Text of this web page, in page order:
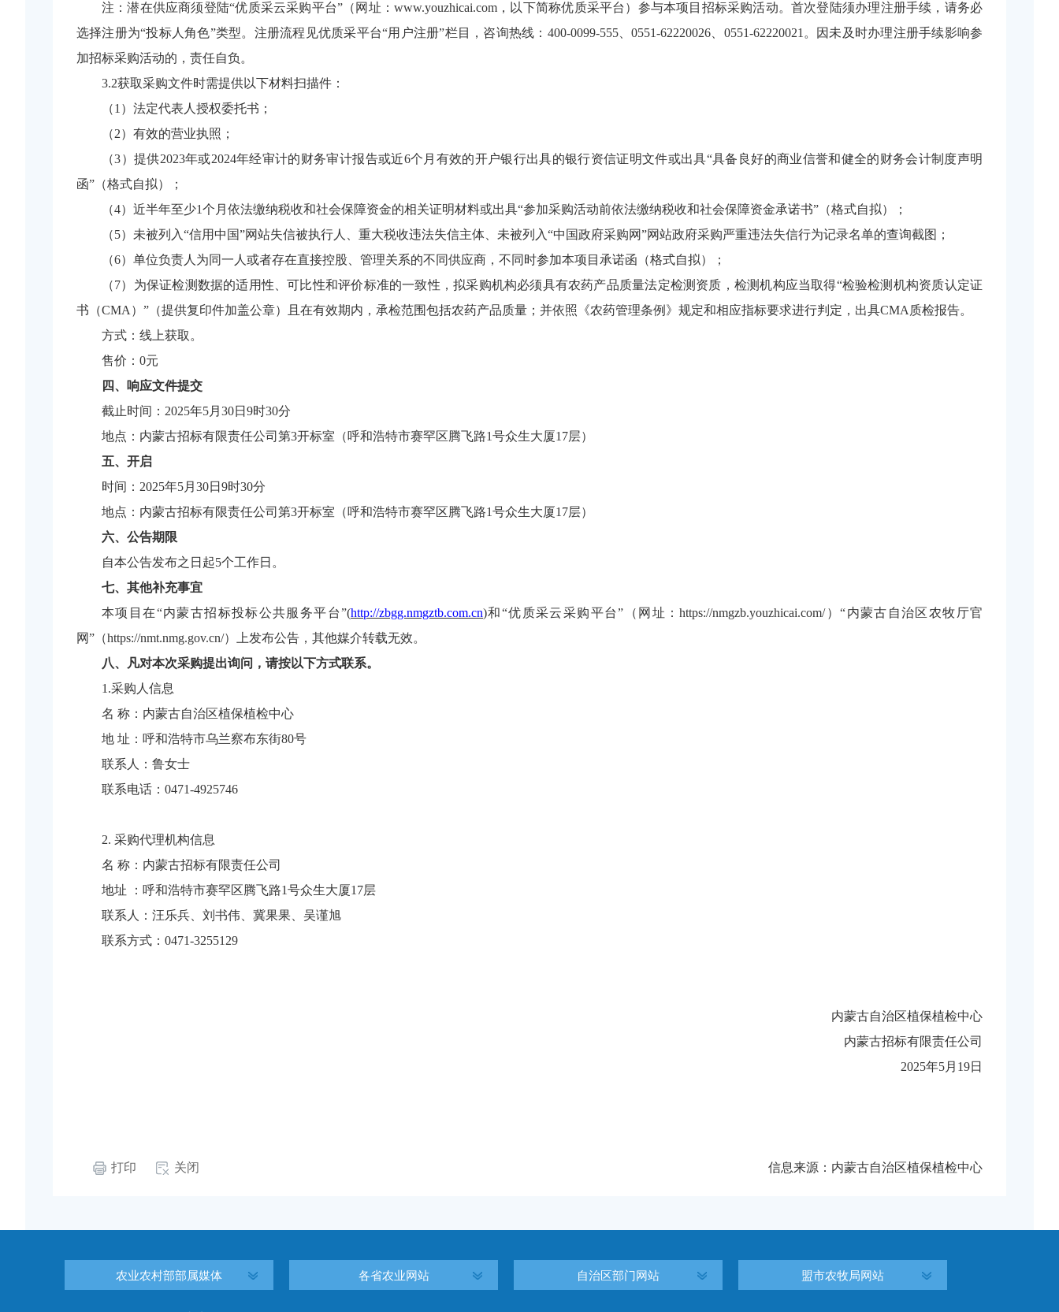
注：潜在供应商须登陆“优质采云采购平台”（网址：www.youzhicai.com，以下简称优质采平台）参与本项目招标采购活动。首次登陆须办理注册手续，请务必
选择注册为“投标人角色”类型。注册流程见优质采平台“用户注册”栏目，咨询热线：400-0099-555、0551-62220026、0551-62220021。因未及时办理注册手续影响参
加招标采购活动的，责任自负。
3.2获取采购文件时需提供以下材料扫描件：
（1）法定代表人授权委托书；
（2）有效的营业执照；
（3）提供2023年或2024年经审计的财务审计报告或近6个月有效的开户银行出具的银行资信证明文件或出具“具备良好的商业信誉和健全的财务会计制度声明
函”（格式自拟）；
（4）近半年至少1个月依法缴纳税收和社会保障资金的相关证明材料或出具“参加采购活动前依法缴纳税收和社会保障资金承诺书”（格式自拟）；
（5）未被列入“信用中国”网站失信被执行人、重大税收违法失信主体、未被列入“中国政府采购网”网站政府采购严重违法失信行为记录名单的查询截图；
（6）单位负责人为同一人或者存在直接控股、管理关系的不同供应商，不同时参加本项目承诺函（格式自拟）；
（7） 为保证检测数据的适用性、可比性和评价标准的一致性，拟采购机构必须具有农药产品质量法定检测资质，检测机构应当取得“检验检测机构资质认定证
书（CMA）”（提供复印件加盖公章）且在有效期内，承检范围包括农药产品质量； 并依照《农药管理条例》规定和相应指标要求进行判定，出具CMA质检报告。
方式： 线上获取。
售价： 0元
四、响应文件提交
截止时间： 2025年5月30日9时30分
地点： 内蒙古招标有限责任公司第3开标室（呼和浩特市赛罕区腾飞路1号众生大厦17层）
五、开启
时间： 2025年5月30日9时30分
地点： 内蒙古招标有限责任公司第3开标室（呼和浩特市赛罕区腾飞路1号众生大厦17层）
六、公告期限
自本公告发布之日起5个工作日。
七、其他补充事宜
本项目在“内蒙古招标投标公共服务平台”(http://zbgg.nmgztb.com.cn)和“优质采云采购平台”（网址：https://nmgzb.youzhicai.com/）“内蒙古自治区农牧厅官
网”（https://nmt.nmg.gov.cn/）上发布公告，其他媒介转载无效。
八、凡对本次采购提出询问，请按以下方式联系。
1.采购人信息
名 称： 内蒙古自治区植保植检中心
地 址：呼和浩特市乌兰察布东街80号
联系人：鲁女士
联系电话： 0471-4925746
2. 采购代理机构信息
名 称： 内蒙古招标有限责任公司
地址
： 呼和浩特市赛罕区腾飞路1号众生大厦17层
联系 人 ： 汪乐兵、 刘书伟、冀果果、吴谨旭
联系方式 ： 0471-3255129
内蒙古自治区植保植检中心
内蒙古招标有限责任公司
2025年5月19日
打印 关闭 信息来源：内蒙古自治区植保植检中心
农业农村部部属媒体 各省农业网站 自治区部门网站 盟市农牧局网站